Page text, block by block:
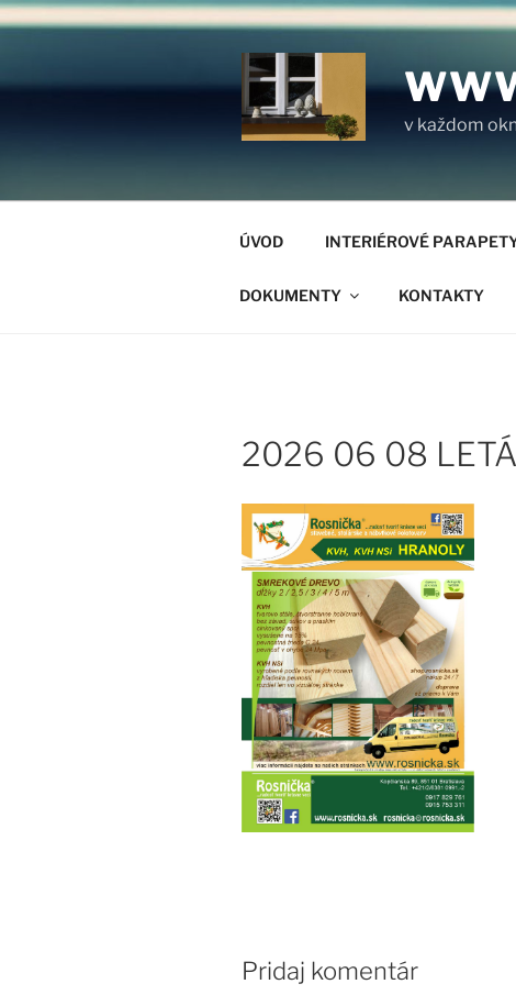
Prejsť
v každom
ÚVOD INTERIÉROVÉ
DOKUMENTY KONTAKTY
2026 06 08
Pridaj komentár